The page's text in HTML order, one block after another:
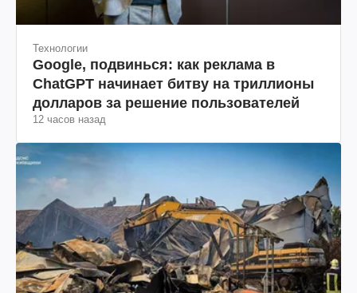
Технологии
Google, подвинься: как реклама в
ChatGPT начинает битву на триллионы
долларов за решение пользователей
12 часов назад